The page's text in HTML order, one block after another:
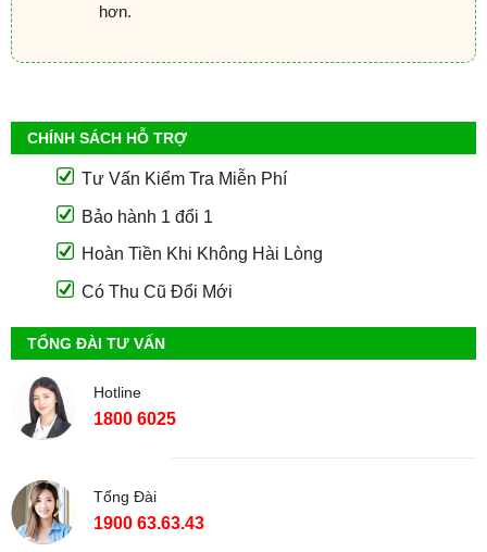
hơn.
CHÍNH SÁCH HỖ TRỢ
Tư Vấn Kiểm Tra Miễn Phí
Bảo hành 1 đổi 1
Hoàn Tiền Khi Không Hài Lòng
Có Thu Cũ Đổi Mới
TỔNG ĐÀI TƯ VẤN
Hotline
1800 6025
Tổng Đài
1900 63.63.43